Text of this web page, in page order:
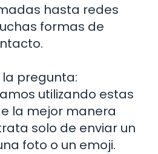
hasta redes
formas de
la pregunta:
utilizando estas
la mejor manera
solo de enviar un
foto o un emoji.